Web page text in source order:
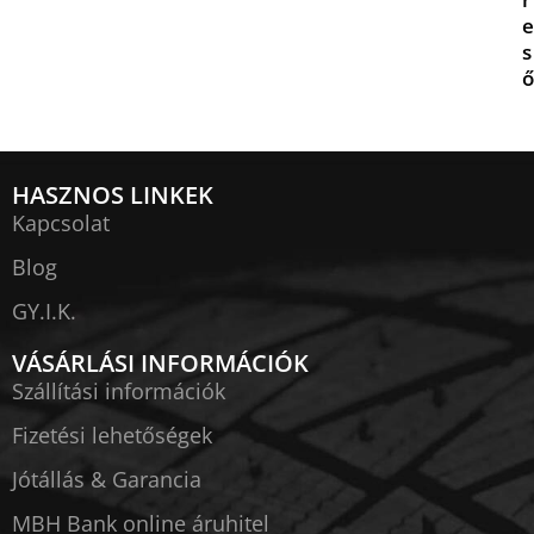
e
s
ő
HASZNOS LINKEK
Kapcsolat
Blog
GY.I.K.
VÁSÁRLÁSI INFORMÁCIÓK
Szállítási információk
Fizetési lehetőségek
Jótállás & Garancia
MBH Bank online áruhitel